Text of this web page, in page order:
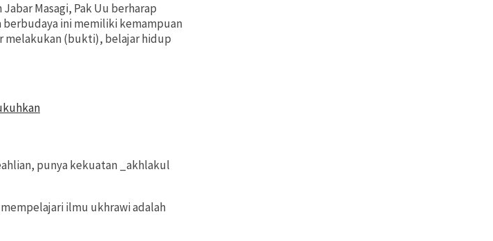
Masagi, Pak Uu berharap
berbudaya ini memiliki kemampuan
melakukan (bukti), belajar hidup
punya kekuatan _akhlakul
ilmu ukhrawi adalah